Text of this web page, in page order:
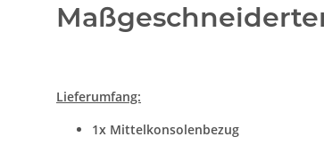
Lieferumfang:
1x Mittelkonsolenbezug